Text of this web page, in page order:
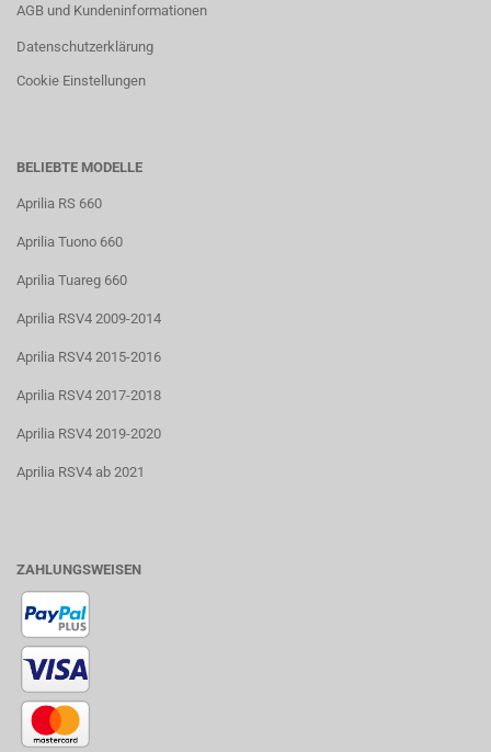
AGB und Kundeninformationen
Datenschutzerklärung
Cookie Einstellungen
BELIEBTE MODELLE
Aprilia RS 660
Aprilia Tuono 660
Aprilia Tuareg 660
Aprilia RSV4 2009-2014
Aprilia RSV4 2015-2016
Aprilia RSV4 2017-2018
Aprilia RSV4 2019-2020
Aprilia RSV4 ab 2021
ZAHLUNGSWEISEN